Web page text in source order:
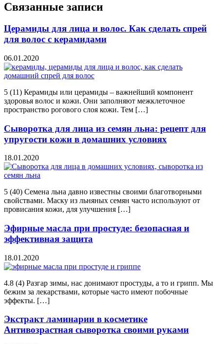
Связанные записи
Церамиды для лица и волос. Как сделать спрей
для волос с керамидами
06.01.2020
5 (11) Керамиды или церамиды – важнейший компонент
здоровья волос и кожи. Они заполняют межклеточное
пространство рогового слоя кожи. Тем […]
Сыворотка для лица из семян льна: рецепт для
упругости кожи в домашних условиях
18.01.2020
5 (40) Семена льна давно известны своими благотворными
свойствами. Маску из льняных семян часто используют от
провисания кожи, для улучшения […]
Эфирные масла при простуде: безопасная и
эффективная защита
18.01.2020
4.8 (4) Разгар зимы, нас донимают простуды, а то и грипп. Мы
бежим за лекарствами, которые часто имеют побочные
эффекты. […]
Экстракт ламинарии в косметике
Антивозрастная сыворотка своими руками